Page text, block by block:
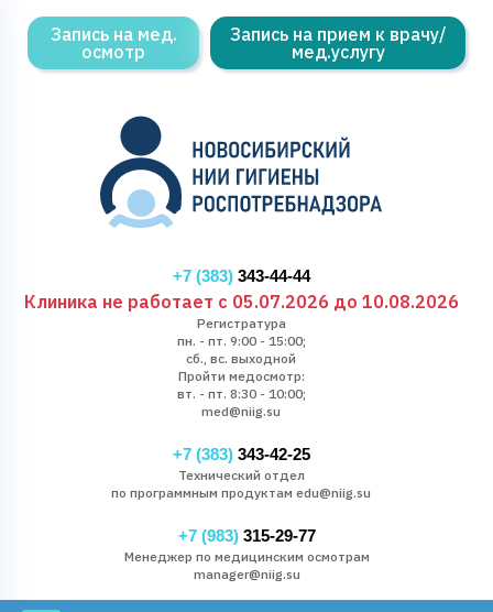
Запись на мед.
осмотр
Запись на прием к врачу/
мед.услугу
+7 (383)343-44-44
Клиника не работает с 05.07.2026 до 10.08.2026
Регистратура
пн. - пт. 9:00 - 15:00;
сб., вс. выходной
Пройти медосмотр:
вт. - пт. 8:30 - 10:00;
med@niig.su
+7 (383)343-42-25
Технический отдел
по программным продуктам edu@niig.su
+7 (983)315-29-77
Менеджер по медицинским осмотрам
manager@niig.su